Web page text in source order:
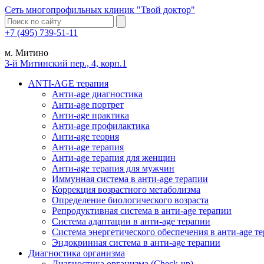
Сеть многопрофильных клиник "Твой доктор"
+7 (495) 739-51-11
м. Митино
3-й Митинский пер., 4, корп.1
ANTI-AGE терапия
Анти-age диагностика
Анти-age портрет
Анти-age практика
Анти-age профилактика
Анти-age теория
Анти-age терапия
Анти-age терапия для женщин
Анти-age терапия для мужчин
Иммунная система в анти-age терапии
Коррекция возрастного метаболизма
Определение биологического возраста
Репродуктивная система в анти-age терапии
Система адаптации в анти-age терапии
Система энергетического обеспечения в анти-age
Эндокринная система в анти-age терапии
Диагностика организма